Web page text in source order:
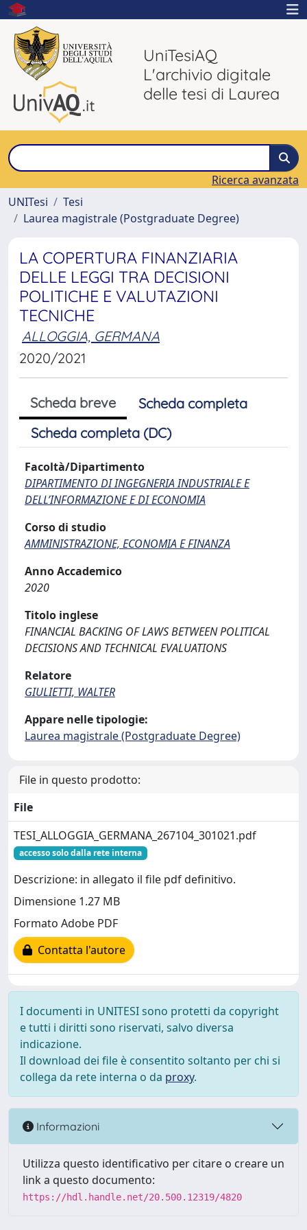
UniTesiAQ
L'archivio digitale
delle tesi di Laurea
Ricerca avanzata
UNITesi
Tesi
Laurea magistrale (Postgraduate Degree)
LA COPERTURA FINANZIARIA
DELLE LEGGI TRA DECISIONI
POLITICHE E VALUTAZIONI
TECNICHE
ALLOGGIA, GERMANA
2020/2021
Scheda breve
Scheda completa
Scheda completa (DC)
Facoltà/Dipartimento
DIPARTIMENTO DI INGEGNERIA INDUSTRIALE E
DELL’INFORMAZIONE E DI ECONOMIA
Corso di studio
AMMINISTRAZIONE, ECONOMIA E FINANZA
Anno Accademico
2020
Titolo inglese
FINANCIAL BACKING OF LAWS BETWEEN POLITICAL
DECISIONS AND TECHNICAL EVALUATIONS
Relatore
GIULIETTI, WALTER
Appare nelle tipologie:
Laurea magistrale (Postgraduate Degree)
File in questo prodotto:
File
TESI_ALLOGGIA_GERMANA_267104_301021.pdf
accesso solo dalla rete interna
Descrizione: in allegato il file pdf definitivo.
Dimensione 1.27 MB
Formato Adobe PDF
Contatta l'autore
I documenti in UNITESI sono protetti da copyright
e tutti i diritti sono riservati, salvo diversa
indicazione.
Il download dei file è consentito soltanto per chi si
collega da rete interna o da proxy.
Informazioni
Utilizza questo identificativo per citare o creare un
link a questo documento:
https://hdl.handle.net/20.500.12319/4820